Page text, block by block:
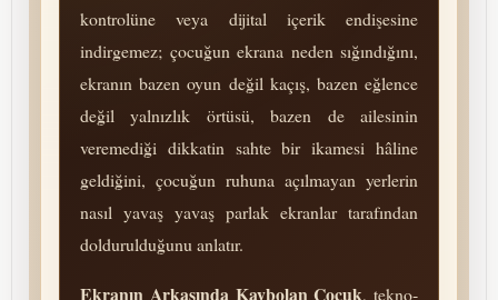
kontrolüne veya dijital içerik endişesine
indirgemez; çocuğun ekrana neden sığındığını,
ekranın bazen oyun değil kaçış, bazen eğlence
değil yalnızlık örtüsü, bazen de ailesinin
veremediği dikkatin sahte bir ikamesi hâline
geldiğini, çocuğun ruhuna açılmayan yerlerin
nasıl yavaş yavaş parlak ekranlar tarafından
doldurulduğunu anlatır.
Ekranın Arkasında Kaybolan Çocuk, tek­no­